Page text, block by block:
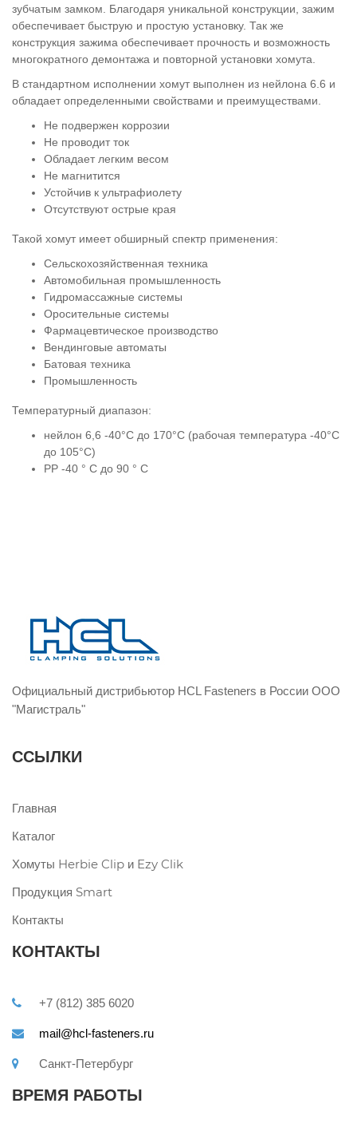
зубчатым замком. Благодаря уникальной конструкции, зажим
обеспечивает быструю и простую установку. Так же
конструкция зажима обеспечивает прочность и возможность
многократного демонтажа и повторной установки хомута.
В стандартном исполнении хомут выполнен из нейлона 6.6 и
обладает определенными свойствами и преимуществами.
Не подвержен коррозии
Не проводит ток
Обладает легким весом
Не магнитится
Устойчив к ультрафиолету
Отсутствуют острые края
Такой хомут имеет обширный спектр применения:
Сельскохозяйственная техника
Автомобильная промышленность
Гидромассажные системы
Оросительные системы
Фармацевтическое производство
Вендинговые автоматы
Батовая техника
Промышленность
Температурный диапазон:
нейлон 6,6 -40°C до 170°C (рабочая температура -40°C
до 105°C)
PP -40 ° C до 90 ° C
Официальный дистрибьютор HCL Fasteners в России ООО
"Магистраль"
ССЫЛКИ
Главная
Каталог
Хомуты Herbie Clip и Ezy Clik
Продукция Smart
Контакты
КОНТАКТЫ
+7 (812) 385 6020
mail@hcl-fasteners.ru
Санкт-Петербург
ВРЕМЯ РАБОТЫ